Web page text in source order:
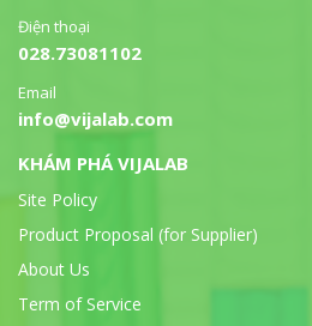
Điện thoại
028.73081102
Email
info@vijalab.com
KHÁM PHÁ VIJALAB
Site Policy
Product Proposal (for Supplier)
About Us
Term of Service